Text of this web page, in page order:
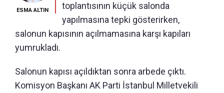
ESMA ALTIN
toplantısının küçük salonda
yapılmasına tepki gösterirken,
salonun kapısının açılmamasına karşı kapıları
yumrukladı.
Salonun kapısı açıldıktan sonra arbede çıktı.
Komisyon Başkanı AK Parti İstanbul Milletvekili